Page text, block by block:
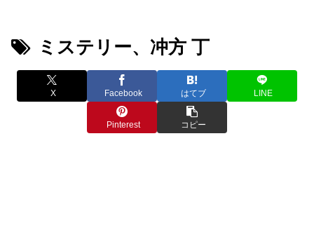
ミステリー、冲方 丁
X Facebook はてブ LINE
Pinterest コピー